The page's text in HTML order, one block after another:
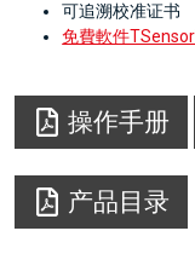
可追溯校准证书
免費軟件
操作手册
产品目录